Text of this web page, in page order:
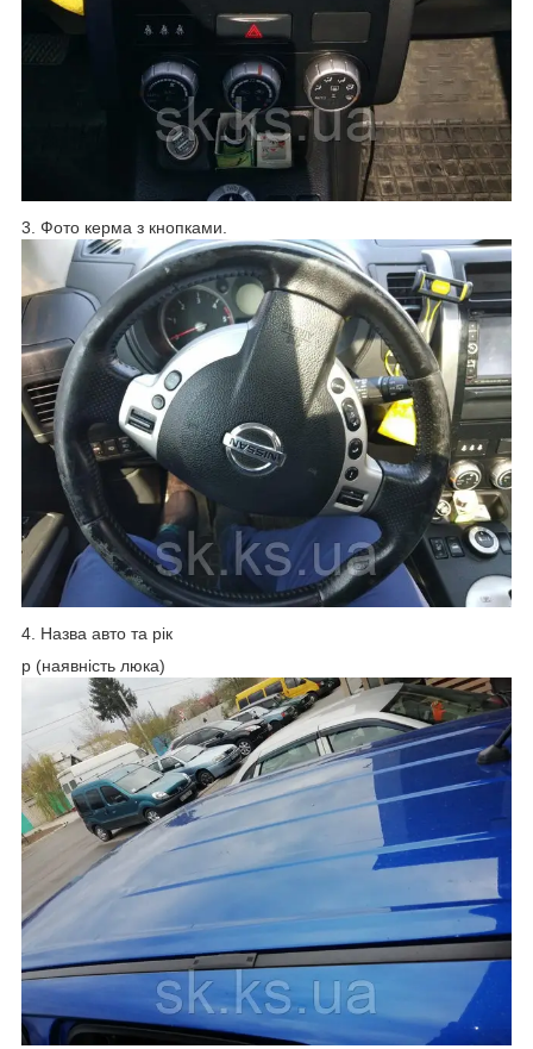
3. Фото керма з кнопками.
4. Назва авто та рік
p (наявність люка)